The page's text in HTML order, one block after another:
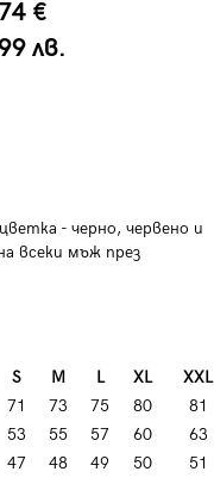
€
лв.
- черно, червено и
всеки мъж през
S M L XL
XXL
71 73 75 80
81
53 55 57 60
63
47 48 49 50
51